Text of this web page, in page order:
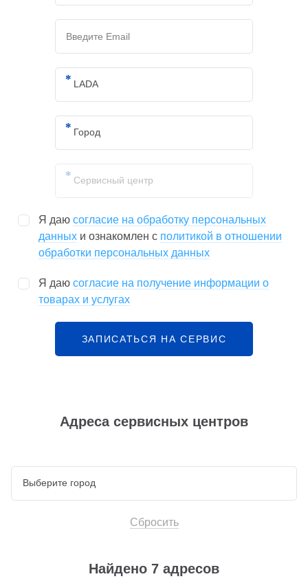
Я даю согласие на обработку персональных
данных и ознакомлен с политикой в отношении
обработки персональных данных
Я даю согласие на получение информации о
товарах и услугах
ЗАПИСАТЬСЯ НА СЕРВИС
Адреса сервисных центров
Сбросить
Найдено 7 адресов